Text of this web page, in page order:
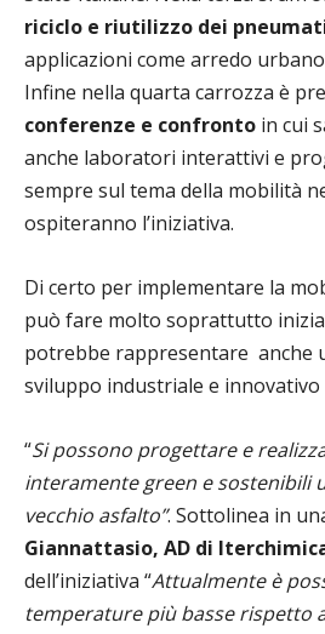
riciclo e riutilizzo dei
applicazioni come arredo
Infine nella quarta carrozza è
conferenze e confronto in cui
anche laboratori interattivi e
sempre sul tema della mobilità
ospiteranno l’iniziativa.
Di certo per implementare la
può fare molto soprattutto
potrebbe rappresentare anche
sviluppo industriale e innovativo
“Si possono progettare e
interamente green e sostenibili
vecchio asfalto”. Sottolinea in
Giannattasio, AD di
dell’iniziativa “Attualmente è
temperature più basse rispetto